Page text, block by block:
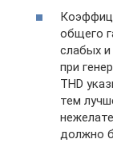
общего
слабых
при
THD
тем
должно